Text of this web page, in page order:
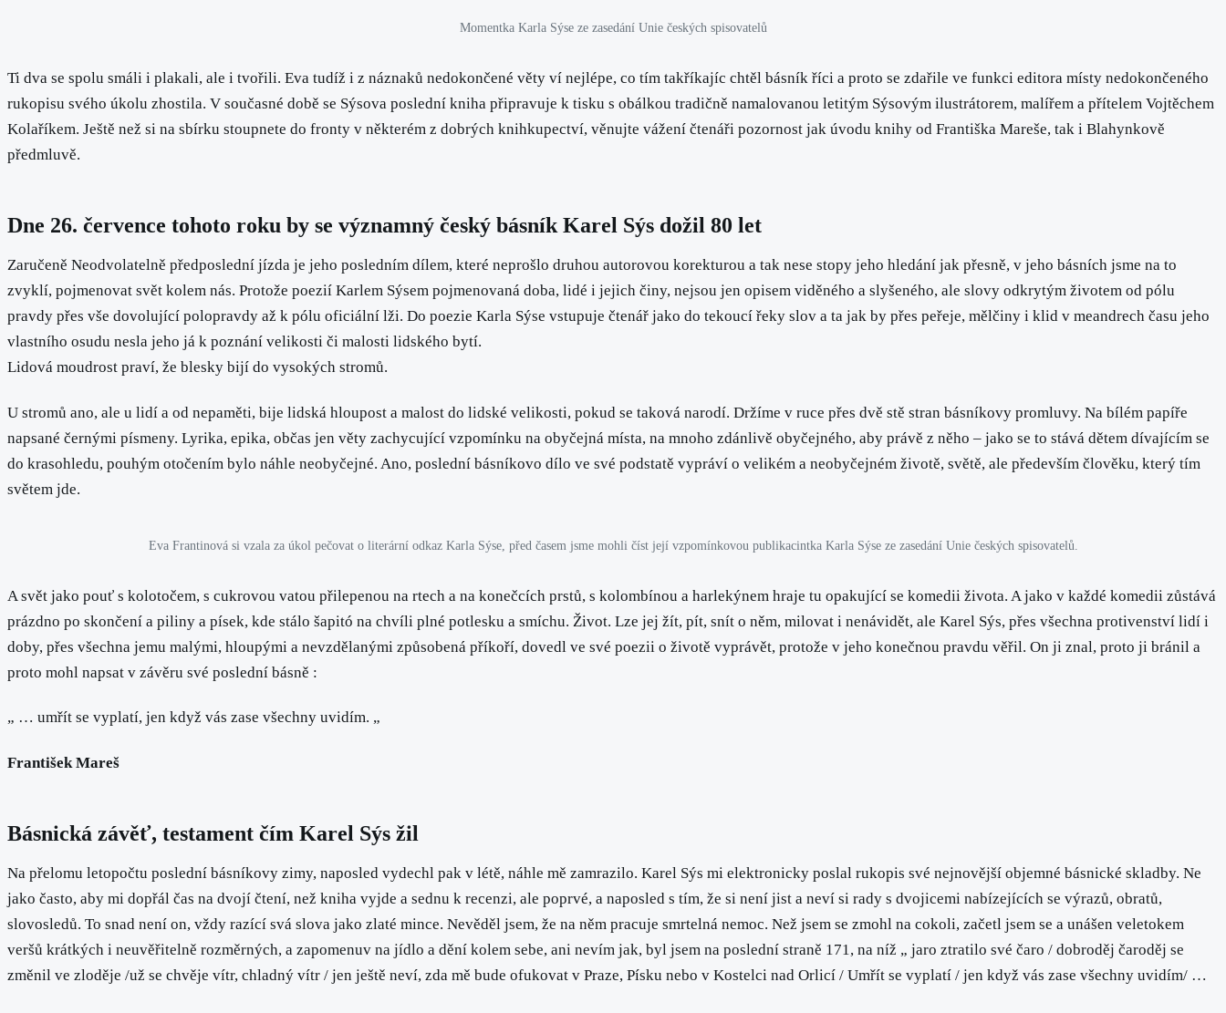
Momentka Karla Sýse ze zasedání Unie českých spisovatelů
Ti dva se spolu smáli i plakali, ale i tvořili. Eva tudíž i z náznaků nedokončené věty ví nejlépe, co tím takříkajíc chtěl básník říci a proto se zdařile ve funkci editora místy nedokončeného
rukopisu svého úkolu zhostila. V současné době se Sýsova poslední kniha připravuje k tisku s obálkou tradičně namalovanou letitým Sýsovým ilustrátorem, malířem a přítelem Vojtěchem
Kolaříkem. Ještě než si na sbírku stoupnete do fronty v některém z dobrých knihkupectví, věnujte vážení čtenáři pozornost jak úvodu knihy od Františka Mareše, tak i Blahynkově
předmluvě.
Dne 26. července tohoto roku by se významný český básník Karel Sýs dožil 80 let
Zaručeně Neodvolatelně předposlední jízda je jeho posledním dílem, které neprošlo druhou autorovou korekturou a tak nese stopy jeho hledání jak přesně, v jeho básních jsme na to
zvyklí, pojmenovat svět kolem nás. Protože poezií Karlem Sýsem pojmenovaná doba, lidé i jejich činy, nejsou jen opisem viděného a slyšeného, ale slovy odkrytým životem od pólu
pravdy přes vše dovolující polopravdy až k pólu oficiální lži. Do poezie Karla Sýse vstupuje čtenář jako do tekoucí řeky slov a ta jak by přes peřeje, mělčiny i klid v meandrech času jeho
vlastního osudu nesla jeho já k poznání velikosti či malosti lidského bytí.
Lidová moudrost praví, že blesky bijí do vysokých stromů.
U stromů ano, ale u lidí a od nepaměti, bije lidská hloupost a malost do lidské velikosti, pokud se taková narodí. Držíme v ruce přes dvě stě stran básníkovy promluvy. Na bílém papíře
napsané černými písmeny. Lyrika, epika, občas jen věty zachycující vzpomínku na obyčejná místa, na mnoho zdánlivě obyčejného, aby právě z něho – jako se to stává dětem dívajícím se
do krasohledu, pouhým otočením bylo náhle neobyčejné. Ano, poslední básníkovo dílo ve své podstatě vypráví o velikém a neobyčejném životě, světě, ale především člověku, který tím
světem jde.
Eva Frantinová si vzala za úkol pečovat o literární odkaz Karla Sýse, před časem jsme mohli číst její vzpomínkovou publikacintka Karla Sýse ze zasedání Unie českých spisovatelů.
A svět jako pouť s kolotočem, s cukrovou vatou přilepenou na rtech a na konečcích prstů, s kolombínou a harlekýnem hraje tu opakující se komedii života. A jako v každé komedii zůstává
prázdno po skončení a piliny a písek, kde stálo šapitó na chvíli plné potlesku a smíchu. Život. Lze jej žít, pít, snít o něm, milovat i nenávidět, ale Karel Sýs, přes všechna protivenství lidí i
doby, přes všechna jemu malými, hloupými a nevzdělanými způsobená příkoří, dovedl ve své poezii o životě vyprávět, protože v jeho konečnou pravdu věřil. On ji znal, proto ji bránil a
proto mohl napsat v závěru své poslední básně :
„ … umřít se vyplatí, jen když vás zase všechny uvidím. „
František Mareš
Básnická závěť, testament čím Karel Sýs žil
Na přelomu letopočtu poslední básníkovy zimy, naposled vydechl pak v létě, náhle mě zamrazilo. Karel Sýs mi elektronicky poslal rukopis své nejnovější objemné básnické skladby. Ne
jako často, aby mi dopřál čas na dvojí čtení, než kniha vyjde a sednu k recenzi, ale poprvé, a naposled s tím, že si není jist a neví si rady s dvojicemi nabízejících se výrazů, obratů,
slovosledů. To snad není on, vždy razící svá slova jako zlaté mince. Nevěděl jsem, že na něm pracuje smrtelná nemoc. Než jsem se zmohl na cokoli, začetl jsem se a unášen veletokem
veršů krátkých i neuvěřitelně rozměrných, a zapomenuv na jídlo a dění kolem sebe, ani nevím jak, byl jsem na poslední straně 171, na níž „ jaro ztratilo své čaro / dobroděj čaroděj se
změnil ve zloděje /už se chvěje vítr, chladný vítr / jen ještě neví, zda mě bude ofukovat v Praze, Písku nebo v Kostelci nad Orlicí / Umřít se vyplatí / jen když vás zase všechny uvidím/ …